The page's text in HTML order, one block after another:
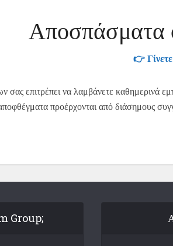
👉
επιτρέπει να λαμβάνετε καθημερινά
προέρχονται από διάσημους
Group;